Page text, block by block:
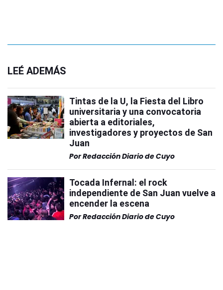
LEÉ ADEMÁS
Tintas de la U, la Fiesta del Libro
universitaria y una convocatoria
abierta a editoriales,
investigadores y proyectos de San
Juan
PorRedacción Diario de Cuyo
Tocada Infernal: el rock
independiente de San Juan vuelve a
encender la escena
PorRedacción Diario de Cuyo